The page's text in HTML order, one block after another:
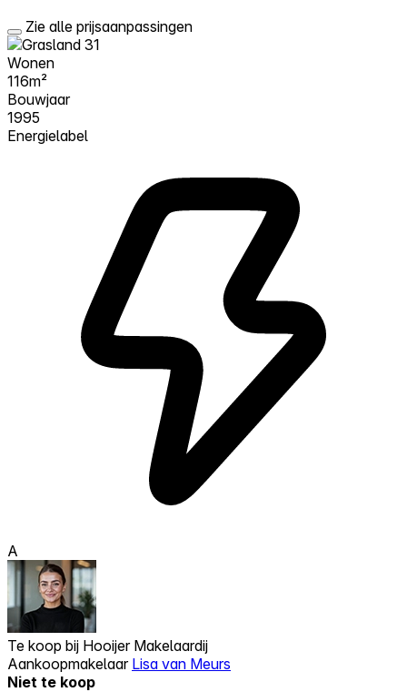
Probeer Walter gratis
Zie alle prijsaanpassingen
Wonen
116m²
Bouwjaar
1995
Energielabel
A
Te koop bij Hooijer Makelaardij
Aankoopmakelaar Lisa van Meurs
Niet te koop